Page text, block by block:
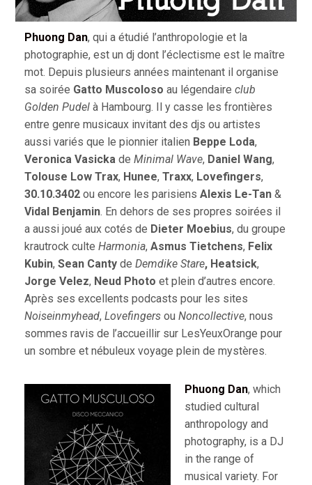
Phuong Dan, qui a étudié l’anthropologie et la
photographie, est un dj dont l’éclectisme est le maître
mot. Depuis plusieurs années maintenant il organise
sa soirée Gatto Muscoloso au légendaire club
Golden Pudelà Hambourg. Il y casse les frontières
entre genre musicaux invitant des djs ou artistes
aussi variés que le pionnier italien Beppe Loda,
Veronica Vasickade Minimal Wave, Daniel Wang,
Tolouse Low Trax, Hunee, Traxx, Lovefingers,
30.10.3402ou encore les parisiens Alexis Le-Tan&
Vidal Benjamin. En dehors de ses propres soirées il
a aussi joué aux cotés de Dieter Moebius, du groupe
krautrock culte Harmonia, Asmus Tietchens, Felix
Kubin, Sean Cantyde Demdike Stare, Heatsick,
Jorge Velez, Neud Photo et plein d’autres encore.
Après ses excellents podcasts pour les sites
Noiseinmyhead, Lovefingersou Noncollective, nous
sommes ravis de l’accueillir sur LesYeuxOrange pour
un sombre et nébuleux voyage plein de mystères.
Phuong Dan, which
studied cultural
anthropology and
photography, is a DJ
in the range of
musical variety. For